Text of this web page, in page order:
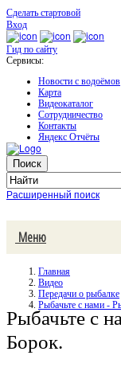
Сделать стартовой
Вход
Гид по сайту
Сервисы:
Новости с водоёмов
Карта
Видеокаталог
Сотрудничество
Контакты
Яндекс Отчёты
Расширенный поиск
Меню
Главная
Видео
Передачи о рыбалке
Рыбачьте с нами -
Рыбачьте с
Борок.